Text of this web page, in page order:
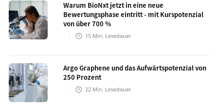
Warum BioNxt jetzt in eine neue
Bewertungsphase eintritt - mit Kurspotenzial
von über 700 %
15 Min. Lesedauer
Argo Graphene und das Aufwärtspotenzial von
250 Prozent
22 Min. Lesedauer